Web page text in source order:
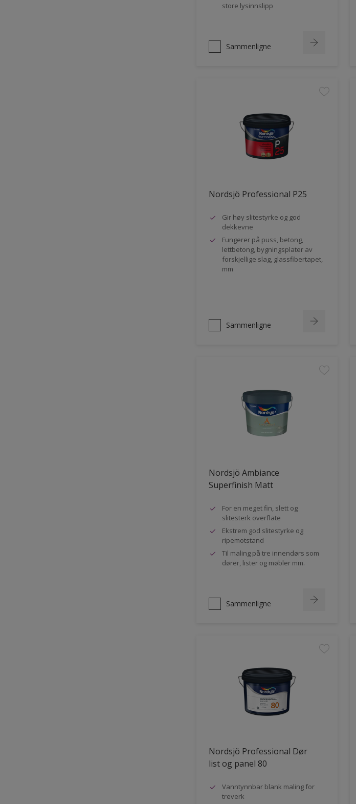
store lysinnslipp
Sammenligne
Nordsjö Professional P25
Gir høy slitestyrke og god
dekkevne
Fungerer på puss, betong,
lettbetong, bygningsplater av
forskjellige slag, glassfibertapet,
mm
Sammenligne
Nordsjö Ambiance
Superfinish Matt
For en meget fin, slett og
slitesterk overflate
Ekstrem god slitestyrke og
ripemotstand
Til maling på tre innendørs som
dører, lister og møbler mm.
Sammenligne
Nordsjö Professional Dør
list og panel 80
Vanntynnbar blank maling for
treverk